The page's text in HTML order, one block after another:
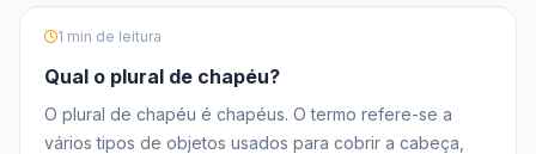
1 min de leitura
Qual o plural de chapéu?
O plural de chapéu é chapéus. O termo refere-se a
vários tipos de objetos usados para cobrir a cabeça,